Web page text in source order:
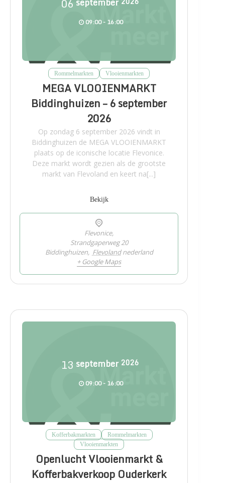
06
09:00 - 16:00
Rommelmarkten Vlooienmarkten
MEGA VLOOIENMARKT
Biddinghuizen – 6 september
2026
Op zondag 6 september 2026 vindt in
Biddinghuizen de MEGA VLOOIENMARKT
plaats op de iconische locatie Flevonice.
Deze markt wordt gezien als de grootste
markt van Flevoland en keert na[...]
Bekijk
Flevonice,
Strandgaperweg 20
Biddinghuizen, Flevoland nederland
+ Google Maps
13 september 2026
09:00 - 16:00
Kofferbakmarkten
Rommelmarkten
Vlooienmarkten
Openlucht Vlooienmarkt &
Kofferbakverkoop Ouderkerk